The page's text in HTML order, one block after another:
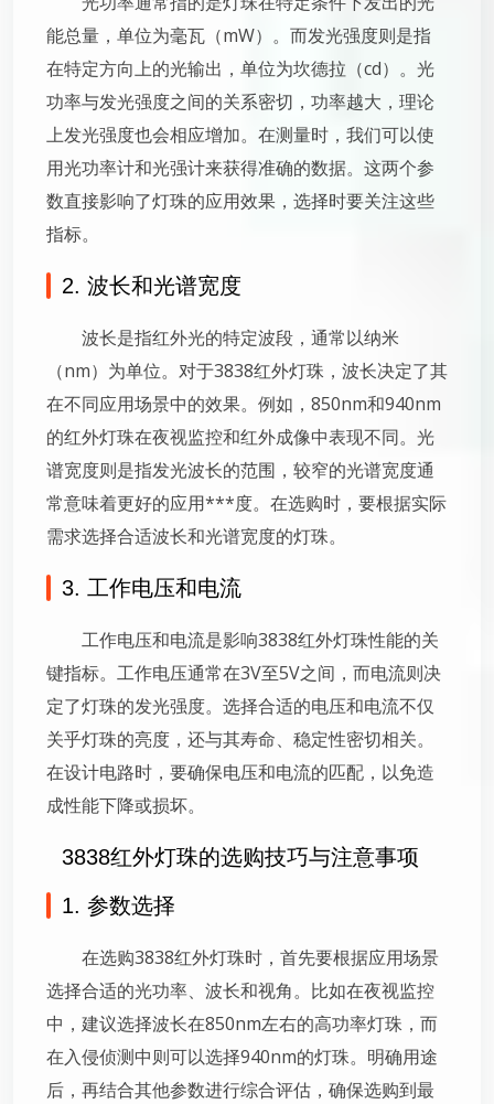
能总量，单位为毫瓦（mW）。而发光强度则是指
在特定方向上的光输出，单位为坎德拉（cd）。光
功率与发光强度之间的关系密切，功率越大，理论
上发光强度也会相应增加。在测量时，我们可以使
用光功率计和光强计来获得准确的数据。这两个参
数直接影响了灯珠的应用效果，选择时要关注这些
指标。
2. 波长和光谱宽度
波长是指红外光的特定波段，通常以纳米
（nm）为单位。对于3838红外灯珠，波长决定了其
在不同应用场景中的效果。例如，850nm和940nm
的红外灯珠在夜视监控和红外成像中表现不同。光
谱宽度则是指发光波长的范围，较窄的光谱宽度通
常意味着更好的应用***度。在选购时，要根据实际
需求选择合适波长和光谱宽度的灯珠。
3. 工作电压和电流
工作电压和电流是影响3838红外灯珠性能的关
键指标。工作电压通常在3V至5V之间，而电流则决
定了灯珠的发光强度。选择合适的电压和电流不仅
关乎灯珠的亮度，还与其寿命、稳定性密切相关。
在设计电路时，要确保电压和电流的匹配，以免造
成性能下降或损坏。
3838红外灯珠的选购技巧与注意事项
1. 参数选择
在选购3838红外灯珠时，首先要根据应用场景
选择合适的光功率、波长和视角。比如在夜视监控
中，建议选择波长在850nm左右的高功率灯珠，而
在入侵侦测中则可以选择940nm的灯珠。明确用途
后，再结合其他参数进行综合评估，确保选购到最